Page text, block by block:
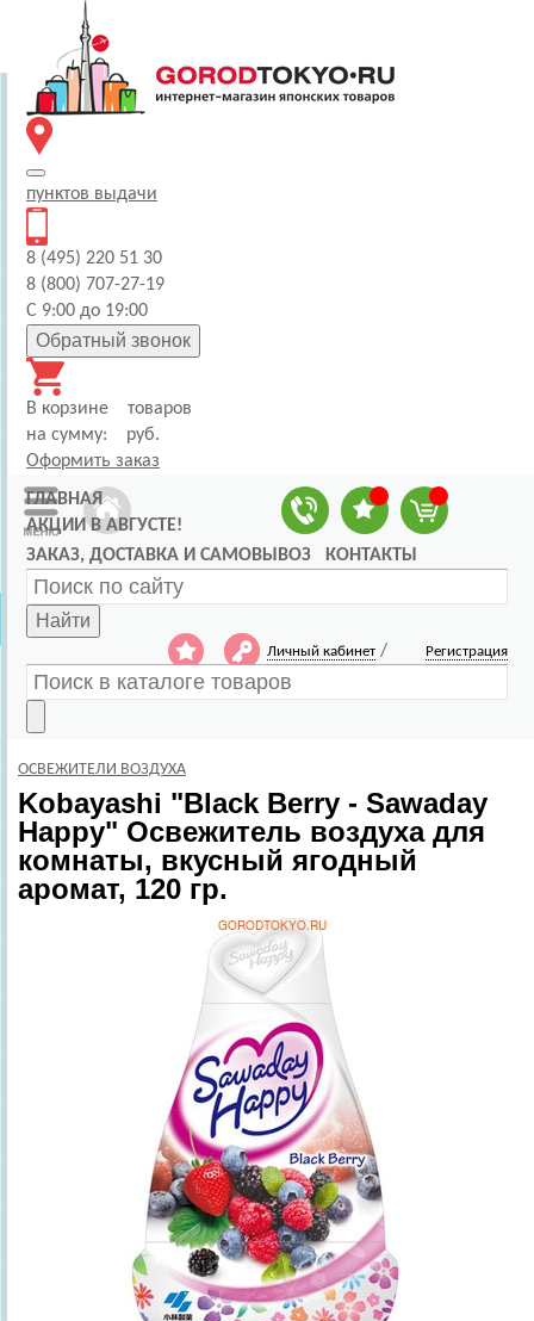
пунктов выдачи
8 (495) 220 51 30
8 (800) 707-27-19
С 9:00 до 19:00
Обратный звонок
В корзине
товаров
на сумму:
руб.
Оформить заказ
ГЛАВНАЯ
АКЦИИ В АВГУСТЕ!
ЗАКАЗ, ДОСТАВКА И САМОВЫВОЗ
КОНТАКТЫ
Найти
Личный кабинет / Регистрация
ОСВЕЖИТЕЛИ ВОЗДУХА
Kobayashi "Black Berry - Sawaday
Happy" Освежитель воздуха для
комнаты, вкусный ягодный
аромат, 120 гр.